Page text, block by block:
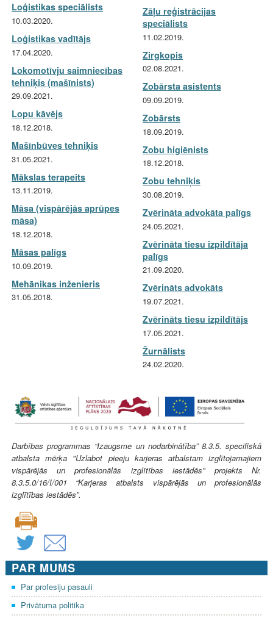
Loģistikas speciālists
10.03.2020.
Loģistikas vadītājs
17.04.2020.
Lokomotīvju saimniecības
tehniķis (mašīnists)
29.09.2021.
Lopu kāvējs
18.12.2018.
Mašīnbūves tehniķis
31.05.2021.
Mākslas terapeits
13.11.2019.
Māsa (vispārējās aprūpes
māsa)
18.12.2018.
Māsas palīgs
10.09.2019.
Mehānikas inženieris
31.05.2018.
Zāļu reģistrācijas
speciālists
11.02.2019.
Zirgkopis
02.08.2021.
Zobārsta asistents
09.09.2019.
Zobārsts
18.09.2019.
Zobu higiēnists
18.12.2018.
Zobu tehniķis
30.08.2019.
Zvērināta advokāta palīgs
24.05.2021.
Zvērināta tiesu izpildītāja
palīgs
21.09.2020.
Zvērināts advokāts
19.07.2021.
Zvērināts tiesu izpildītājs
17.05.2021.
Žurnālists
24.02.2020.
Darbības programmas “Izaugsme un nodarbinātība” 8.3.5. specifiskā
atbalsta mērķa "Uzlabot pieeju karjeras atbalstam izglītojamajiem
vispārējās un profesionālās izglītības iestādēs" projekts Nr.
8.3.5.0/16/I/001 “Karjeras atbalsts vispārējās un profesionālās
izglītības iestādēs”.
PAR MUMS
Par profesiju pasauli
Privātuma politika